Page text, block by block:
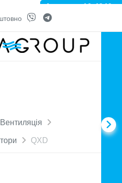
Вентиляція
QXD
Артикул: 10-4240